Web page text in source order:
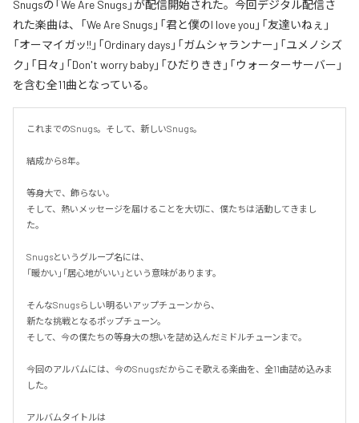
Snugsの「We Are Snugs」が配信開始された。今回デジタル配信さ
れた楽曲は、「We Are Snugs」「君と僕のI love you」「友達いねぇ」
「オーマイガッ!!」「Ordinary days」「ガムシャランナー」「ユメノシズ
ク」「日々」「Don't worry baby」「ひだりきき」「ウォーターサーバー」
を含む全11曲となっている。
これまでのSnugs。そして、新しいSnugs。
結成から8年。
等身大で、飾らない。
そして、熱いメッセージを届けることを大切に、僕たちは活動してきまし
た。
Snugsというグループ名には、
「暖かい」「居心地がいい」という意味があります。
そんなSnugsらしい明るいアップチューンから、
新たな挑戦となるポップチューン。
そして、今の僕たちの等身大の想いを詰め込んだミドルチューンまで。
今回のアルバムには、今のSnugsだからこそ歌える楽曲を、全11曲詰め込みま
した。
アルバムタイトルは